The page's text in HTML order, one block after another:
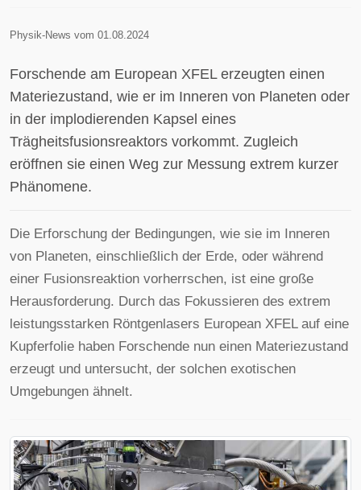
Physik-News vom 01.08.2024
Forschende am European XFEL erzeugten einen
Materiezustand, wie er im Inneren von Planeten oder
in der implodierenden Kapsel eines
Trägheitsfusionsreaktors vorkommt. Zugleich
eröffnen sie einen Weg zur Messung extrem kurzer
Phänomene.
Die Erforschung der Bedingungen, wie sie im Inneren
von Planeten, einschließlich der Erde, oder während
einer Fusionsreaktion vorherrschen, ist eine große
Herausforderung. Durch das Fokussieren des extrem
leistungsstarken Röntgenlasers European XFEL auf eine
Kupferfolie haben Forschende nun einen Materiezustand
erzeugt und untersucht, der solchen exotischen
Umgebungen ähnelt.